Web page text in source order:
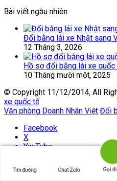
Bài viết ngẫu nhiên
Đổi bằng lái xe Nhật sang
12 Tháng 3, 2026
Hồ sơ đổi bằng lái xe quốc
10 Tháng mười một, 2025
© Copyright 11/12/2014, All
xe quốc tế
Văn phòng Doanh Nhân Việt Đổi
Facebook
X
YouTube
Back to top button
Tìm đường Chat Zalo Gọi